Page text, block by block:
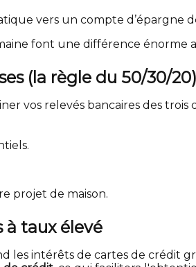
vers un compte d’épargne
font une différence énorme
(la règle du 50/30/20)
vos relevés bancaires des
projet de maison.
à taux élevé
les intérêts de cartes de crédit